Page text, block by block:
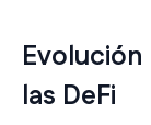
las DeFi